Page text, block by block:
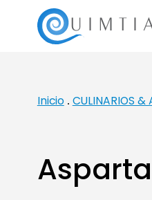
Inicio
CULINARIOS &